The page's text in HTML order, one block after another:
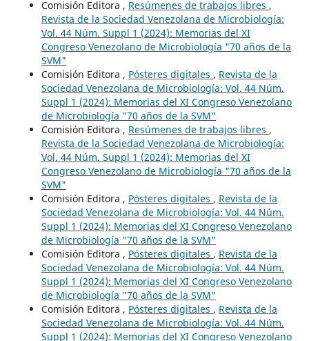
Comisión Editora , Resúmenes de trabajos libres ,
Revista de la Sociedad Venezolana de Microbiología:
Vol. 44 Núm. Suppl 1 (2024): Memorias del XI
Congreso Venezolano de Microbiología "70 años de la
SVM"
Comisión Editora , Pósteres digitales , Revista de la
Sociedad Venezolana de Microbiología: Vol. 44 Núm.
Suppl 1 (2024): Memorias del XI Congreso Venezolano
de Microbiología "70 años de la SVM"
Comisión Editora , Resúmenes de trabajos libres ,
Revista de la Sociedad Venezolana de Microbiología:
Vol. 44 Núm. Suppl 1 (2024): Memorias del XI
Congreso Venezolano de Microbiología "70 años de la
SVM"
Comisión Editora , Pósteres digitales , Revista de la
Sociedad Venezolana de Microbiología: Vol. 44 Núm.
Suppl 1 (2024): Memorias del XI Congreso Venezolano
de Microbiología "70 años de la SVM"
Comisión Editora , Pósteres digitales , Revista de la
Sociedad Venezolana de Microbiología: Vol. 44 Núm.
Suppl 1 (2024): Memorias del XI Congreso Venezolano
de Microbiología "70 años de la SVM"
Comisión Editora , Pósteres digitales , Revista de la
Sociedad Venezolana de Microbiología: Vol. 44 Núm.
Suppl 1 (2024): Memorias del XI Congreso Venezolano